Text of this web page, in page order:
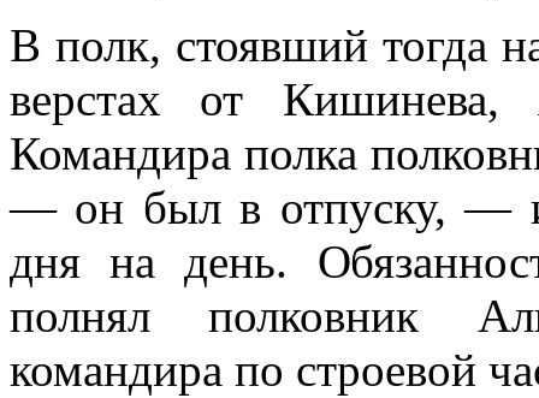
В полк, стоявший тогда
верстах от
Командира полка
— он был в отпу­ску, —
дня на день.
полнял полковник
командира по строевой